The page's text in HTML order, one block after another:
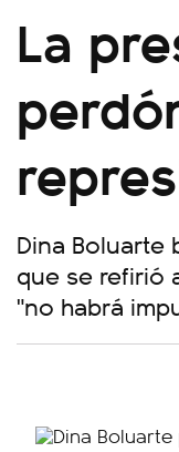
La
Dina Boluarte
que se refirió
"no habrá